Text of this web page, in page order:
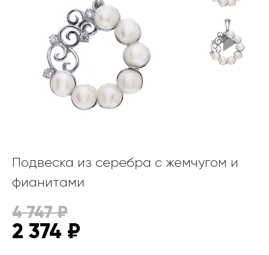
Подвеска из серебра с жемчугом и
фианитами
4 747₽
2 374 ₽